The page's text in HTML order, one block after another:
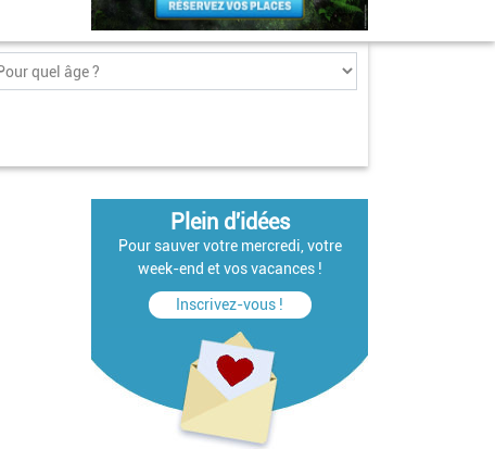
Plein d'idées
Pour sauver votre mercredi, votre
week-end et vos vacances !
Inscrivez-vous !